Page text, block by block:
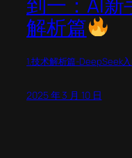
解析篇
1.技术解析篇-DeepSeek
2025 年 3 月 10 日